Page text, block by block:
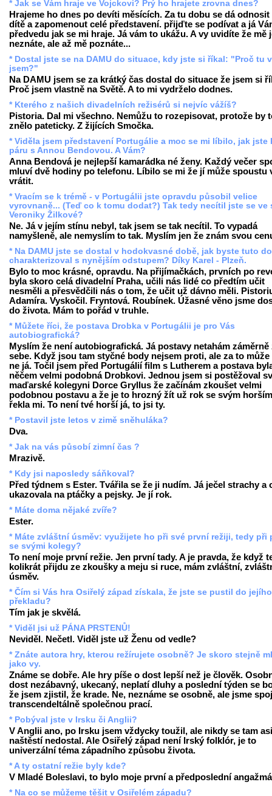
* Jak se Vám hraje ve Vojckovi? Prý ho hrajete zrovna dnes?
Hrajeme ho dnes po devíti měsících. Za tu dobu se dá odnosit
dítě a zapomenout celé představení. přijďte se podívat a já
předvedu jak se mi hraje. Já vám to ukážu. A vy uvidíte že mě
neznáte, ale až mě poznáte...
* Dostal jste se na DAMU do situace, kdy jste si říkal: "Proč tu
jsem?"
Na DAMU jsem se za krátký čas dostal do situace že jsem si
Proč jsem vlastně na Světě. A to mi vydrželo dodnes.
* Kterého z našich divadelních režisérů si nejvíc vážíš?
Pistoria. Dal mi všechno. Nemůžu to rozepisovat, protože by
znělo pateticky. Z žijících Smočka.
* Viděla jsem představení Portugálie a moc se mi líbilo, jak jste
páru s Annou Bendovou. A Vám?
Anna Bendová je nejlepší kamarádka né ženy. Každý večer
mluví dvě hodiny po telefonu. Líbilo se mi že jí může spoustu
vrátit.
* Vracím se k trémě - v Portugálii jste opravdu působil velice
vyrovnaně... (Teď co k tomu dodat?) Tak tedy necítil jste se ve
Veroniky Žilkové?
Ne. Já v jejím stínu nebyl, tak jsem se tak necítil. To vypadá
namyšleně, ale nemyslím to tak. Myslím jen že znám svou
* Na DAMU jste se dostal v hodokvasné době, jak byste tuto
charakterizoval s nynějším odstupem? Díky Karel - Plzeň.
Bylo to moc krásné, opravdu. Na přijímačkách, prvních po
byla skoro celá divadelní Praha, učili nás lidé co předtím učit
nesměli a přesvědčili nás o tom, že učit už dávno měli.
Adamíra. Vyskočil. Fryntová. Roubínek. Úžasné věno jsme
do života. Mám to pořád v truhle.
* Můžete říci, že postava Drobka v Portugálii je pro Vás
autobiografická?
Myslím že není autobiografická. Já postavy netahám záměrně
sebe. Když jsou tam styčné body nejsem proti, ale za to může
ne já. Točil jsem před Portugálií film s Lutherem a postava
něčem velmi podobná Drobkovi. Jednou jsem si postěžoval
maďarské kolegyni Dorce Gryllus že začínám zkoušet velmi
podobnou postavu a že je to hrozný žít už rok se svým
řekla mi. To není tvé horší já, to jsi ty.
* Postavil jste letos v zimě sněhuláka?
Dva.
* Jak na vás působí zimní čas ?
Mrazivě.
* Kdy jsi naposledy sáňkoval?
Před týdnem s Ester. Tvářila se že ji nudím. Já ječel strachy a
ukazovala na ptáčky a pejsky. Je jí rok.
* Máte doma nějaké zvíře?
Ester.
* Máte zvláštní úsměv: využijete ho při své první režiji, tedy při
se svými kolegy?
To není moje první režie. Jen první tady. A je pravda, že když
kolikrát přijdu ze zkoušky a meju si ruce, mám zvláštní,
úsměv.
* Čím si Vás hra Osiřelý západ získala, že jste se pustil do jejího
překladu?
Tím jak je skvělá.
* Viděl jsi už PÁNA PRSTENŮ!
Neviděl. Nečetl. Viděl jste už Ženu od vedle?
* Znáte autora hry, kterou režírujete osobně? Je skoro stejně
jako vy.
Známe se dobře. Ale hry píše o dost lepší než je člověk.
dost nezábavný, ukecaný, neplatí dluhy a poslední týden se
že jsem zjistil, že krade. Ne, neznáme se osobně, ale jsme
transcendeltálně společnou prací.
* Pobýval jste v Irsku či Anglii?
V Anglii ano, po Irsku jsem vždycky toužil, ale nikdy se tam asi
naštěstí nedostal. Ale Osiřelý západ není Irský folklór, je to
univerzální téma západního způsobu života.
* A ty ostatní režie byly kde?
V Mladé Boleslavi, to bylo moje první a předposlední
* Na co se můžeme těšit v Osiřelém západu?